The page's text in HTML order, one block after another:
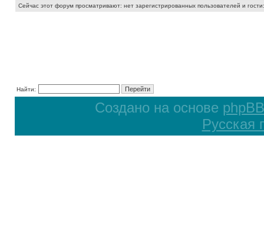
Сейчас этот форум просматривают: нет зарегистрированных пользователей и
Найти:
Создано на основе phpBB
Русская